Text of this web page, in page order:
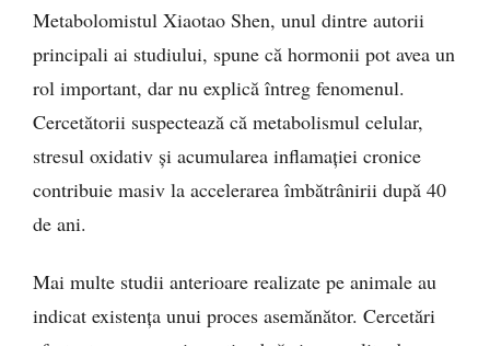
Metabolomistul Xiaotao Shen, unul dintre autorii
principali ai studiului, spune că hormonii pot avea un
rol important, dar nu explică întreg fenomenul.
Cercetătorii suspectează că metabolismul celular,
stresul oxidativ și acumularea inflamației cronice
contribuie masiv la accelerarea îmbătrânirii după 40
de ani.
Mai multe studii anterioare realizate pe animale au
indicat existența unui proces asemănător. Cercetări